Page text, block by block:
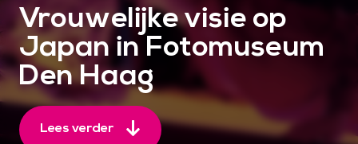
n
t
e
n
Vrouwelijke visie op
Japan in Fotomuseum
Den Haag
Lees verder